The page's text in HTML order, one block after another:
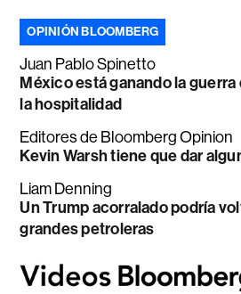
OPINIÓN BLOOMBERG
Juan Pablo Spinetto
México está ganando la
la hospitalidad
Editores de Bloomberg Opinion
Kevin Warsh tiene que dar
Liam Denning
Un Trump acorralado podría
grandes petroleras